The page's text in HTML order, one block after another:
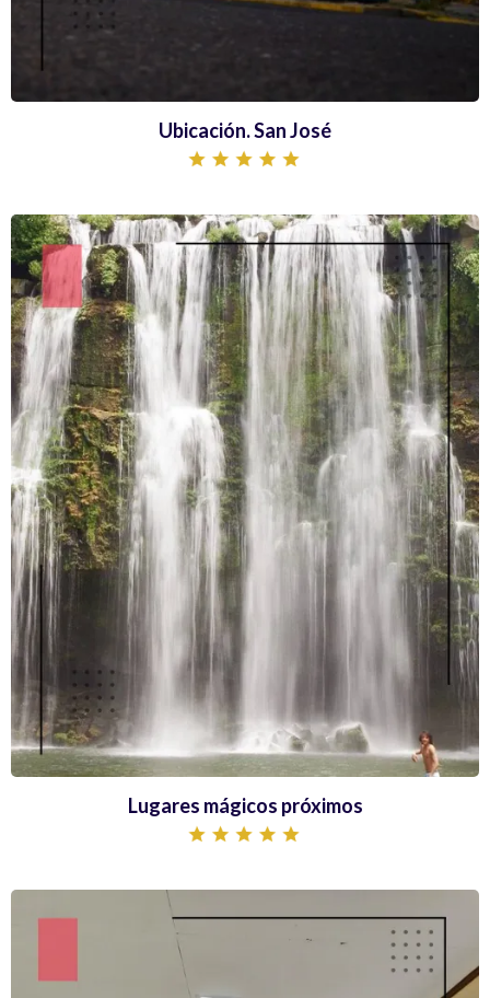
Ubicación. San José
Lugares mágicos próximos